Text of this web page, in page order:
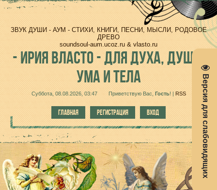
Версия для слабовидящих
ЗВУК ДУШИ - АУМ - СТИХИ, КНИГИ, ПЕСНИ, МЫСЛИ, РОДОВОЕ
ДРЕВО
soundsoul-aum.ucoz.ru & vlasto.ru
-ИРИЯ ВЛАСТО - ДЛЯ ДУХА, ДУШИ,
УМА И ТЕЛА
Суббота, 08.08.2026, 03:47 Приветствую Вас Гость!| RSS
ГЛАВНАЯ РЕГИСТРАЦИЯ ВХОД